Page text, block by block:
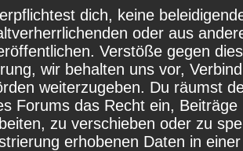
dich, keine
oder aus
Verstöße gegen
wir behalten uns vor,
weiterzugeben. Du räumst
Forums das Recht ein,
zu verschieben oder zu
erhobenen Daten in